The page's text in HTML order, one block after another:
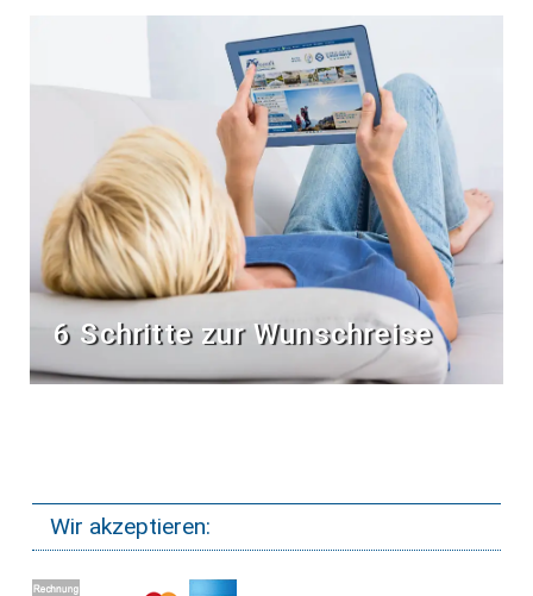
6 Schritte zur Wunschreise
Wir akzeptieren: